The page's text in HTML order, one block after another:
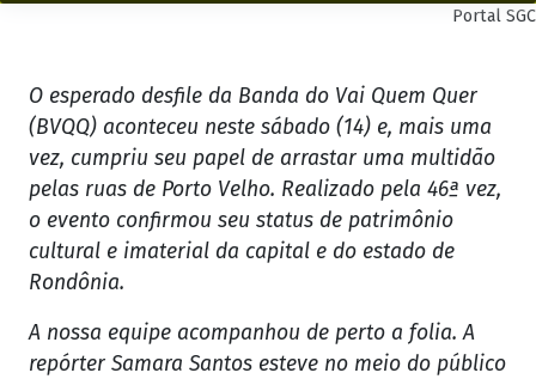
Portal SGC
O esperado desfile da Banda do Vai Quem Quer
(BVQQ) aconteceu neste sábado (14) e, mais uma
vez, cumpriu seu papel de arrastar uma multidão
pelas ruas de Porto Velho. Realizado pela 46ª vez,
o evento confirmou seu status de patrimônio
cultural e imaterial da capital e do estado de
Rondônia.
A nossa equipe acompanhou de perto a folia. A
repórter Samara Santos esteve no meio do público